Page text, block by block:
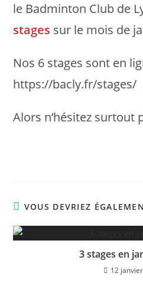
le Badminton Club de
stages sur le mois de
Nos 6 stages sont en
https://bacly.fr/stages/
Alors n’hésitez surtout
VOUS DEVRIEZ
3 stages en
12